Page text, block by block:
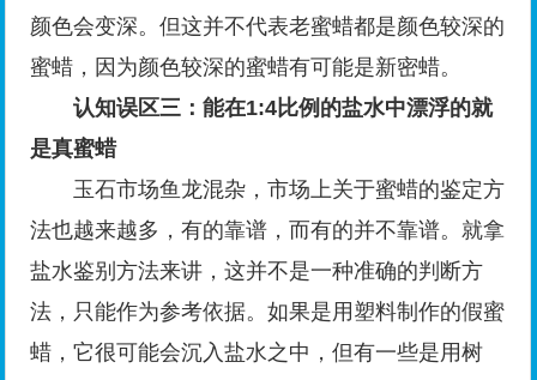
颜色会变深。但这并不代表老蜜蜡都是颜色较深的
蜜蜡，因为颜色较深的蜜蜡有可能是新密蜡。
认知误区三：能在1:4比例的盐水中漂浮的就
是真蜜蜡
玉石市场鱼龙混杂，市场上关于蜜蜡的鉴定方
法也越来越多，有的靠谱，而有的并不靠谱。就拿
盐水鉴别方法来讲，这并不是一种准确的判断方
法，只能作为参考依据。如果是用塑料制作的假蜜
蜡，它很可能会沉入盐水之中，但有一些是用树